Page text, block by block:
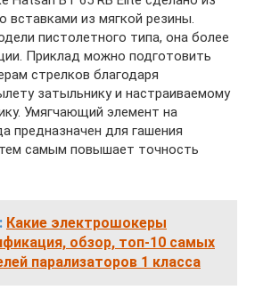
вставками из мягкой резины.
пистолетного типа, она более
Приклад можно подготовить
стрелков благодаря
затыльнику и настраиваемому
Умягчающий элемент на
предназначен для гашения
самым повышает точность
Какие электрошокеры
обзор, топ-10 самых
парализаторов 1 класса